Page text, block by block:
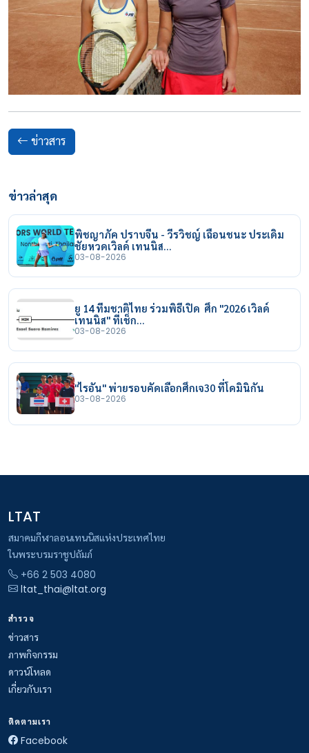
ข่าวสาร
ข่าวล่าสุด
พิชญาภัค ปราบจีน - วีรวิชญ์ เฉือนชนะ ประเดิม
ชัยหวดเวิลด์ เทนนิส…
03-08-2026
ยู 14 ทีมชาติไทย ร่วมพิธีเปิด ศึก "2026 เวิลด์
เทนนิส" ที่เช็ก…
03-08-2026
"ไรอัน" พ่ายรอบคัดเลือกศึกเจ30 ที่โดมินิกัน
03-08-2026
LTAT
สมาคมกีฬาลอนเทนนิสแห่งประเทศไทย
ในพระบรมราชูปถัมภ์
+66 2 503 4080
ltat_thai@ltat.org
สำรวจ
ข่าวสาร
ภาพกิจกรรม
ดาวน์โหลด
เกี่ยวกับเรา
ติดตามเรา
Facebook